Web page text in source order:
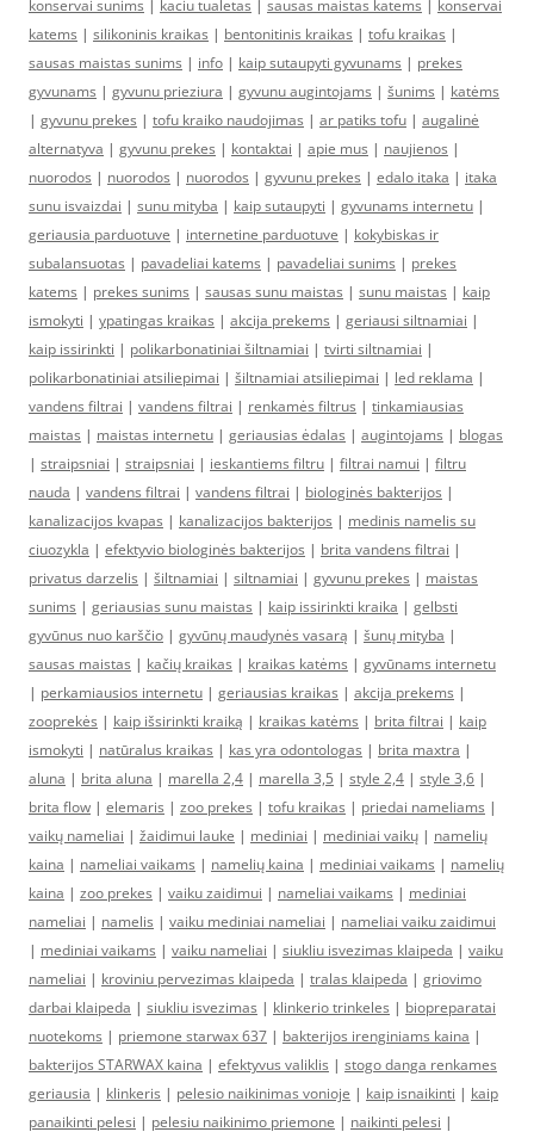
konservai sunims | kaciu tualetas | sausas maistas katems | konservai
katems | silikoninis kraikas | bentonitinis kraikas | tofu kraikas |
sausas maistas sunims | info | kaip sutaupyti gyvunams | prekes
gyvunams | gyvunu prieziura | gyvunu augintojams | šunims | katėms
| gyvunu prekes | tofu kraiko naudojimas | ar patiks tofu | augalinė
alternatyva | gyvunu prekes | kontaktai | apie mus | naujienos |
nuorodos | nuorodos | nuorodos | gyvunu prekes | edalo itaka | itaka
sunu isvaizdai | sunu mityba | kaip sutaupyti | gyvunams internetu |
geriausia parduotuve | internetine parduotuve | kokybiskas ir
subalansuotas | pavadeliai katems | pavadeliai sunims | prekes
katems | prekes sunims | sausas sunu maistas | sunu maistas | kaip
ismokyti | ypatingas kraikas | akcija prekems | geriausi siltnamiai |
kaip issirinkti | polikarbonatiniai šiltnamiai | tvirti siltnamiai |
polikarbonatiniai atsiliepimai | šiltnamiai atsiliepimai | led reklama |
vandens filtrai | vandens filtrai | renkamės filtrus | tinkamiausias
maistas | maistas internetu | geriausias ėdalas | augintojams | blogas
| straipsniai | straipsniai | ieskantiems filtru | filtrai namui | filtru
nauda | vandens filtrai | vandens filtrai | biologinės bakterijos |
kanalizacijos kvapas | kanalizacijos bakterijos | medinis namelis su
ciuozykla | efektyvio biologinės bakterijos | brita vandens filtrai |
privatus darzelis | šiltnamiai | siltnamiai | gyvunu prekes | maistas
sunims | geriausias sunu maistas | kaip issirinkti kraika | gelbsti
gyvūnus nuo karščio | gyvūnų maudynės vasarą | šunų mityba |
sausas maistas | kačių kraikas | kraikas katėms | gyvūnams internetu
| perkamiausios internetu | geriausias kraikas | akcija prekems |
zooprekės | kaip išsirinkti kraiką | kraikas katėms | brita filtrai | kaip
ismokyti | natūralus kraikas | kas yra odontologas | brita maxtra |
aluna | brita aluna | marella 2,4 | marella 3,5 | style 2,4 | style 3,6 |
brita flow | elemaris | zoo prekes | tofu kraikas | priedai nameliams |
vaikų nameliai | žaidimui lauke | mediniai | mediniai vaikų | namelių
kaina | nameliai vaikams | namelių kaina | mediniai vaikams | namelių
kaina | zoo prekes | vaiku zaidimui | nameliai vaikams | mediniai
nameliai | namelis | vaiku mediniai nameliai | nameliai vaiku zaidimui
| mediniai vaikams | vaiku nameliai | siukliu isvezimas klaipeda | vaiku
nameliai | kroviniu pervezimas klaipeda | tralas klaipeda | griovimo
darbai klaipeda | siukliu isvezimas | klinkerio trinkeles | biopreparatai
nuotekoms | priemone starwax 637 | bakterijos irenginiams kaina |
bakterijos STARWAX kaina | efektyvus valiklis | stogo danga renkames
geriausia | klinkeris | pelesio naikinimas vonioje | kaip isnaikinti | kaip
panaikinti pelesi | pelesiu naikinimo priemone | naikinti pelesi |